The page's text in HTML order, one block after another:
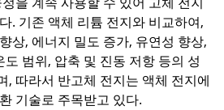
. 기존 액체 리튬 전지와 비교하여,
상, 에너지 밀도 증가, 유연성 향상,
범위, 압축 및 진동 저항 등의 성
, 따라서 반고체 전지는 액체 전지에
기술로 주목받고 있다.